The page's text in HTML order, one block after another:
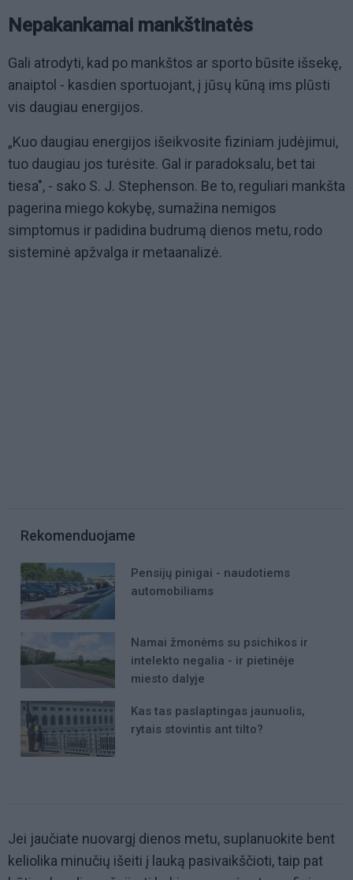
Nepakankamai mankštinatės
Gali atrodyti, kad po mankštos ar sporto būsite išsekę,
anaiptol - kasdien sportuojant, į jūsų kūną ims plūsti
vis daugiau energijos.
„Kuo daugiau energijos išeikvosite fiziniam judėjimui,
tuo daugiau jos turėsite. Gal ir paradoksalu, bet tai
tiesa", - sako S. J. Stephenson. Be to, reguliari mankšta
pagerina miego kokybę, sumažina nemigos
simptomus ir padidina budrumą dienos metu, rodo
sisteminė apžvalga ir metaanalizė.
Rekomenduojame
Pensijų pinigai - naudotiems
automobiliams
Namai žmonėms su psichikos ir
intelekto negalia - ir pietinėje
miesto dalyje
Kas tas paslaptingas jaunuolis,
rytais stovintis ant tilto?
Jei jaučiate nuovargį dienos metu, suplanuokite bent
keliolika minučių išeiti į lauką pasivaikščioti, taip pat